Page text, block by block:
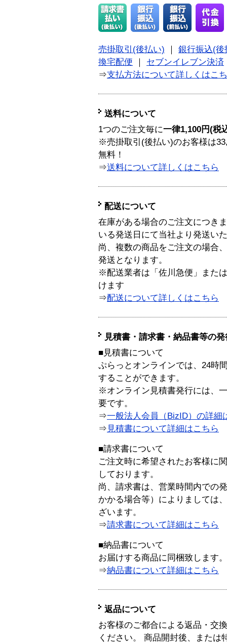
売掛取引(後払い)
銀行振込(後
換宅配便
セブンイレブン決済
⇒支払方法について詳しくはこ
送料について
1つのご注文毎に一律1,100円(税
※売掛取引(後払い)のお客様は
無料！
⇒送料について詳しくはこちら
配送について
在庫がある場合のご注文につき
いる発送日にて当社より発送い
尚、複数の商品をご注文の場合
発送となります。
※配送業者は「佐川急便」また
けます
⇒配送について詳しくはこちら
見積書・請求書・納品書等の
■見積書について
ぷらっとオンラインでは、24時
することができます。
※オンライン見積書発行には、
要です。
⇒一般法人会員（BizID）の詳細
⇒ 見積書について詳細はこちら
■請求書について
ご注文時に希望されたお客様に
しております。
尚、請求書は、営業時間内での
かかる場合等）によりましては
ざいます。
⇒請求書について詳細はこちら
■納品書について
お届けする商品に同梱致します。
⇒納品書について詳細はこちら
返品について
お客様のご都合による返品・交
ください。 商品開封後、または